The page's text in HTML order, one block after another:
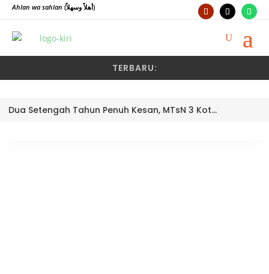
Ahlan wa sahlan (أهلاً وسهلاً)
TERBARU:
Dua Setengah Tahun Penuh Kesan, MTsN 3 Kota Padang Lepas Pengawas Pembina Dra. Nayusminar Nasrun